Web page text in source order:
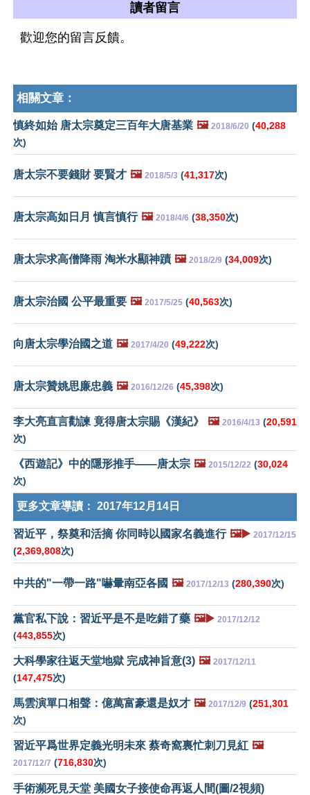
讀者留言
歡迎您的留言反饋。
相關文章：
慎終如始 唐太宗奠定三百年大唐基業 🖼️ 2018/6/20 (40,288
次)
唐太宗不要錢財 要賢才 🖼️ 2018/5/3 (41,317次)
唐太宗高如日月 慎言慎行 🖼️ 2018/4/6 (38,350次)
唐太宗求高僧降雨 淘米水顯神蹟 🖼️ 2018/2/9 (34,009次)
唐太宗治國 公平最重要 🖼️ 2017/5/25 (40,563次)
向唐太宗學治國之道 🖼️ 2017/4/20 (49,222次)
唐太宗贊姚思廉忠義 🖼️ 2016/12/26 (45,398次)
李大亮直言勸諫 竟得唐太宗賜《漢紀》 🖼️ 2016/4/13 (20,591
次)
《西遊記》中的隱形推手——唐太宗 🖼️ 2015/12/22 (30,024
次)
更多文章導讀： 2017年12月14日
習近平，祭奠和活摘 你同時以國家名義進行 🖼️▶️ 2017/12/15
(2,369,808次)
中共的"一帶一路"嚇暈南亞各國 🖼️ 2017/12/13 (280,390次)
黨官私下說：習近平是不是吃錯了藥 🖼️▶️ 2017/12/12
(443,855次)
大科學家往返天堂地獄 完成神旨意(3) 🖼️ 2017/12/11
(147,475次)
馬雲演單口相聲：億萬富豪還是奴才 🖼️ 2017/12/9 (251,301
次)
習近平爲世界定義光明未來 蔡奇窩裏忙刺刀見紅 🖼️
2017/12/7 (716,830次)
手術瀕死見天堂 美國女子接使命再返人間(圖/2視頻)